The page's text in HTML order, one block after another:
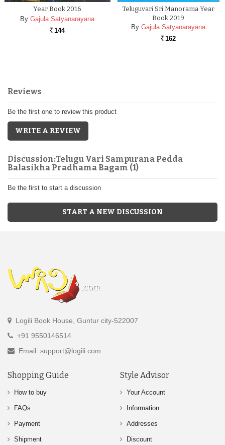
Year Book 2016
By Gajula Satyanarayana
Rs. 144
Teluguvari Sri Manorama Year
Book 2019
By Gajula Satyanarayana
Rs. 162
Reviews
Be the first one to review this product
WRITE A REVIEW
Discussion:Telugu Vari Sampurana Pedda
Balasikha Pradhama Bagam (1)
Be the first to start a discussion
START A NEW DISCUSSION
Logili Book House, Guntur city-522007
+91 9550146514
Email: support@logili.com
Shopping Guide
How to buy
FAQs
Payment
Shipment
Style Advisor
Your Account
Information
Addresses
Discount